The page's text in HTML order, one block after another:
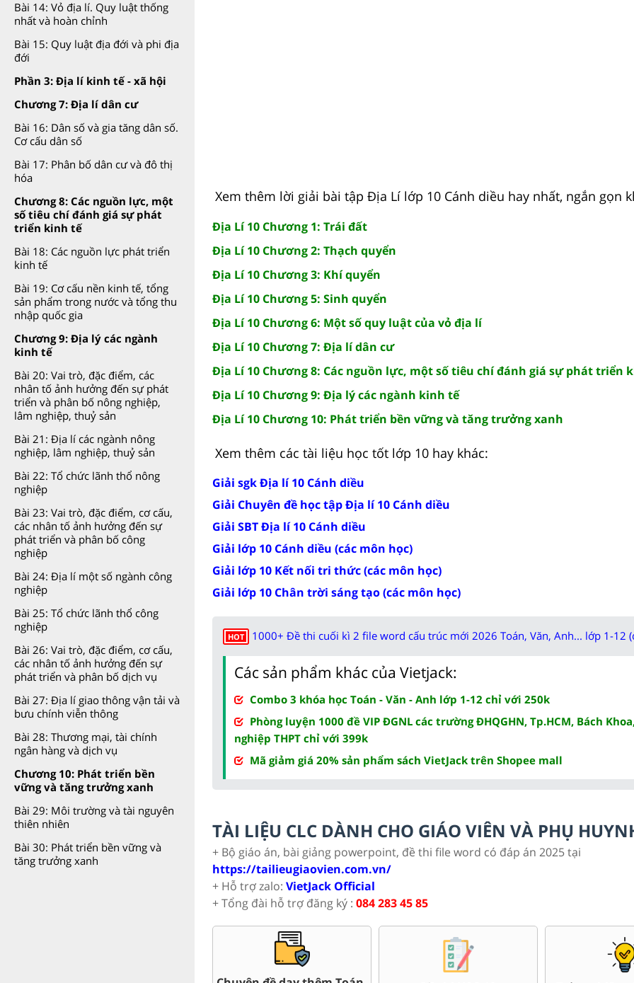
Bài 14: Vỏ địa lí. Quy luật thống
nhất và hoàn chỉnh
Bài 15: Quy luật địa đới và phi địa
đới
Phần 3: Địa lí kinh tế - xã hội
Chương 7: Địa lí dân cư
Bài 16: Dân số và gia tăng dân số.
Cơ cấu dân số
Bài 17: Phân bố dân cư và đô thị
hóa
Chương 8: Các nguồn lực, một
số tiêu chí đánh giá sự phát
triển kinh tế
Bài 18: Các nguồn lực phát triển
kinh tế
Bài 19: Cơ cấu nền kinh tế, tổng
sản phẩm trong nước và tổng thu
nhập quốc gia
Chương 9: Địa lý các ngành
kinh tế
Bài 20: Vai trò, đặc điểm, các
nhân tố ảnh hưởng đến sự phát
triển và phân bố nông nghiệp,
lâm nghiệp, thuỷ sản
Bài 21: Địa lí các ngành nông
nghiệp, lâm nghiệp, thuỷ sản
Bài 22: Tổ chức lãnh thổ nông
nghiệp
Bài 23: Vai trò, đặc điểm, cơ cấu,
các nhân tố ảnh hưởng đến sự
phát triển và phân bố công
nghiệp
Bài 24: Địa lí một số ngành công
nghiệp
Bài 25: Tổ chức lãnh thổ công
nghiệp
Bài 26: Vai trò, đặc điểm, cơ cấu,
các nhân tố ảnh hưởng đến sự
phát triển và phân bố dịch vụ
Bài 27: Địa lí giao thông vận tải và
bưu chính viễn thông
Bài 28: Thương mại, tài chính
ngân hàng và dịch vụ
Chương 10: Phát triển bền
vững và tăng trưởng xanh
Bài 29: Môi trường và tài nguyên
thiên nhiên
Bài 30: Phát triển bền vững và
tăng trưởng xanh
Xem thêm lời giải bài tập Địa Lí lớp 10 Cánh diều hay nhất, ngắn gọn
Địa Lí 10 Chương 1: Trái đất
Địa Lí 10 Chương 2: Thạch quyển
Địa Lí 10 Chương 3: Khí quyển
Địa Lí 10 Chương 5: Sinh quyển
Địa Lí 10 Chương 6: Một số quy luật của vỏ địa lí
Địa Lí 10 Chương 7: Địa lí dân cư
Địa Lí 10 Chương 8: Các nguồn lực, một số tiêu chí đánh giá sự phát triển
Địa Lí 10 Chương 9: Địa lý các ngành kinh tế
Địa Lí 10 Chương 10: Phát triển bền vững và tăng trưởng xanh
Xem thêm các tài liệu học tốt lớp 10 hay khác:
Giải sgk Địa lí 10 Cánh diều
Giải Chuyên đề học tập Địa lí 10 Cánh diều
Giải SBT Địa lí 10 Cánh diều
Giải lớp 10 Cánh diều (các môn học)
Giải lớp 10 Kết nối tri thức (các môn học)
Giải lớp 10 Chân trời sáng tạo (các môn học)
HOT 1000+ Đề thi cuối kì 2 file word cấu trúc mới 2026 Toán, Văn, Anh... lớp 1-12
Các sản phẩm khác của Vietjack:
Combo 3 khóa học Toán - Văn - Anh lớp 1-12 chỉ với 250k
Phòng luyện 1000 đề VIP ĐGNL các trường ĐHQGHN, Tp.HCM, Bách
nghiệp THPT chỉ với 399k
Mã giảm giá 20% sản phẩm sách VietJack trên Shopee mall
TÀI LIỆU CLC DÀNH CHO GIÁO VIÊN VÀ PHỤ
+ Bộ giáo án, bài giảng powerpoint, đề thi file word có đáp án 2025 tại
https://tailieugiaovien.com.vn/
+ Hỗ trợ zalo: VietJack Official
+ Tổng đài hỗ trợ đăng ký : 084 283 45 85